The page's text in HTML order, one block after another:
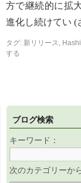
方で継続的に拡
進化し続けてい
タグ: 新リリース,
する
ブログ検索
キーワード：
次のカテゴリーか